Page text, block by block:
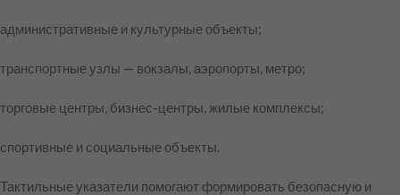
административные и культурные объекты;
транспортные узлы — вокзалы, аэропорты, метро;
торговые центры, бизнес-центры, жилые комплексы;
спортивные и социальные объекты.
Тактильные указатели помогают формировать безопасную и